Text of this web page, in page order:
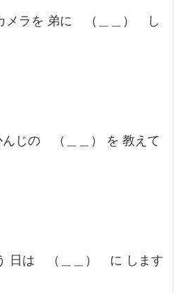
メラを 弟に （＿＿） し
じの （＿＿） を 教えて
日は （＿＿） に します